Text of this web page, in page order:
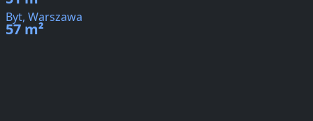
Byt, Warszawa
57 m²